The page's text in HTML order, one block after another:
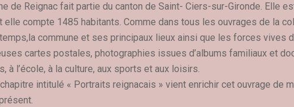
de Reignac fait partie du canton de Saint- Ciers-sur-Gironde. Elle
elle compte 1485 habitants. Comme dans tous les ouvrages de la
commune et ses principaux lieux ainsi que les forces vives
cartes postales, photographies issues d’albums familiaux et
à l’école, à la culture, aux sports et aux loisirs.
intitulé « Portraits reignacais » vient enrichir cet ouvrage de